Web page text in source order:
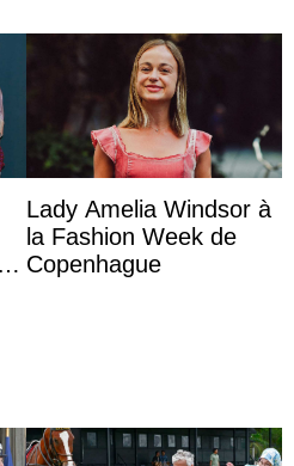
Lady Amelia Windsor à
la Fashion Week de
Copenhague